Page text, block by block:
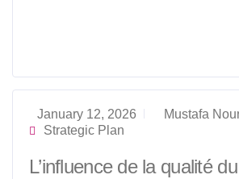
January 12, 2026
Mustafa
Strategic Plan
L’influence de la qualité